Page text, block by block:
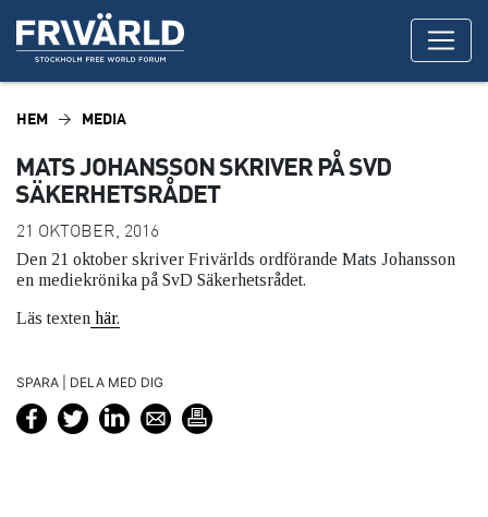
HEM MEDIA
MATS JOHANSSON SKRIVER PÅ SVD
SÄKERHETSRÅDET
21 OKTOBER, 2016
Den 21 oktober skriver Frivärlds ordförande Mats Johansson
en mediekrönika på SvD Säkerhetsrådet.
Läs texten här.
SPARA | DELA MED DIG